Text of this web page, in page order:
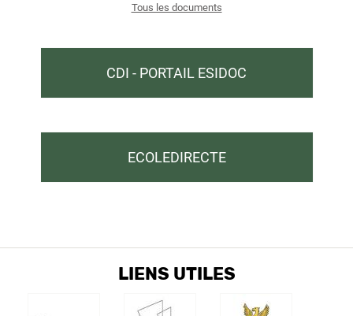
Tous les documents
CDI - PORTAIL ESIDOC
ECOLEDIRECTE
LIENS UTILES